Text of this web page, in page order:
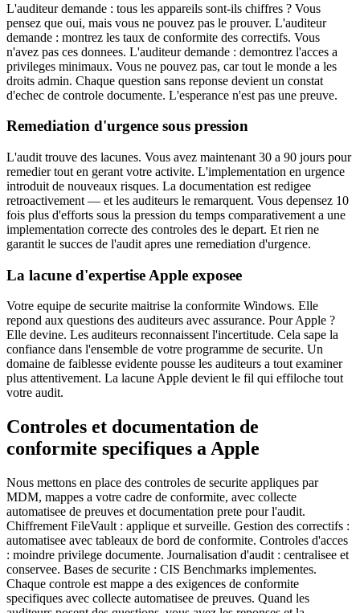
L'auditeur demande : tous les appareils sont-ils chiffres ? Vous
pensez que oui, mais vous ne pouvez pas le prouver. L'auditeur
demande : montrez les taux de conformite des correctifs. Vous
n'avez pas ces donnees. L'auditeur demande : demontrez l'acces a
privileges minimaux. Vous ne pouvez pas, car tout le monde a les
droits admin. Chaque question sans reponse devient un constat
d'echec de controle documente. L'esperance n'est pas une preuve.
Remediation d'urgence sous pression
L'audit trouve des lacunes. Vous avez maintenant 30 a 90 jours pour
remedier tout en gerant votre activite. L'implementation en urgence
introduit de nouveaux risques. La documentation est redigee
retroactivement — et les auditeurs le remarquent. Vous depensez 10
fois plus d'efforts sous la pression du temps comparativement a une
implementation correcte des controles des le depart. Et rien ne
garantit le succes de l'audit apres une remediation d'urgence.
La lacune d'expertise Apple exposee
Votre equipe de securite maitrise la conformite Windows. Elle
repond aux questions des auditeurs avec assurance. Pour Apple ?
Elle devine. Les auditeurs reconnaissent l'incertitude. Cela sape la
confiance dans l'ensemble de votre programme de securite. Un
domaine de faiblesse evidente pousse les auditeurs a tout examiner
plus attentivement. La lacune Apple devient le fil qui effiloche tout
votre audit.
Controles et documentation de
conformite specifiques a Apple
Nous mettons en place des controles de securite appliques par
MDM, mappes a votre cadre de conformite, avec collecte
automatisee de preuves et documentation prete pour l'audit.
Chiffrement FileVault : applique et surveille. Gestion des correctifs :
automatisee avec tableaux de bord de conformite. Controles d'acces
: moindre privilege documente. Journalisation d'audit : centralisee et
conservee. Bases de securite : CIS Benchmarks implementes.
Chaque controle est mappe a des exigences de conformite
specifiques avec collecte automatisee de preuves. Quand les